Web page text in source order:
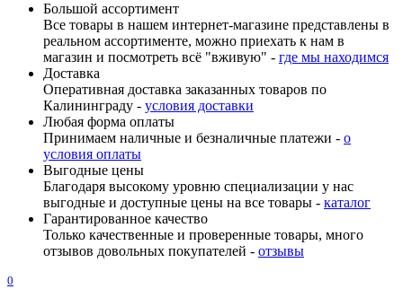
Большой ассортимент
Все товары в нашем интернет-магазине представлены в
реальном ассортименте, можно приехать к нам в
магазин и посмотреть всё "вживую" - где мы находимся
Доставка
Оперативная доставка заказанных товаров по
Калининграду - условия доставки
Любая форма оплаты
Принимаем наличные и безналичные платежи - о
условия оплаты
Выгодные цены
Благодаря высокому уровню специализации у нас
выгодные и доступные цены на все товары - каталог
Гарантированное качество
Только качественные и проверенные товары, много
отзывов довольных покупателей - отзывы
0